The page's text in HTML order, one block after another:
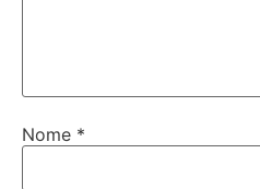
Nome *